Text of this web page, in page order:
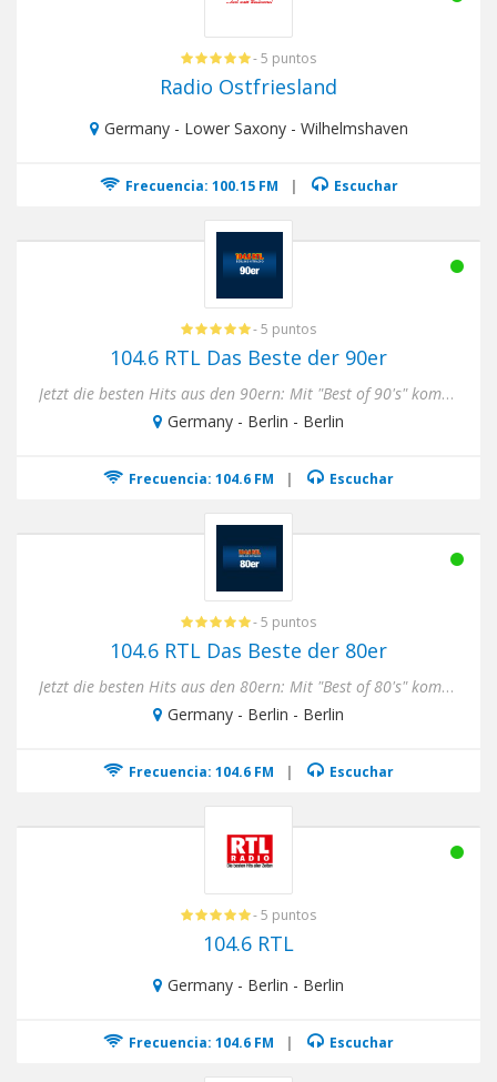
- 5 puntos
Radio Ostfriesland
Germany - Lower Saxony - Wilhelmshaven
Frecuencia: 100.15 FM | Escuchar
- 5 puntos
104.6 RTL Das Beste der 90er
Jetzt die besten Hits aus den 90ern: Mit "Best of 90's" kommt die Stimmung aus den 90ern direkt zu dir, wann immer du...
Germany - Berlin - Berlin
Frecuencia: 104.6 FM | Escuchar
- 5 puntos
104.6 RTL Das Beste der 80er
Jetzt die besten Hits aus den 80ern: Mit "Best of 80's" kommt die Stimmung aus den 80ern direkt zu dir, wann immer du...
Germany - Berlin - Berlin
Frecuencia: 104.6 FM | Escuchar
- 5 puntos
104.6 RTL
Germany - Berlin - Berlin
Frecuencia: 104.6 FM | Escuchar